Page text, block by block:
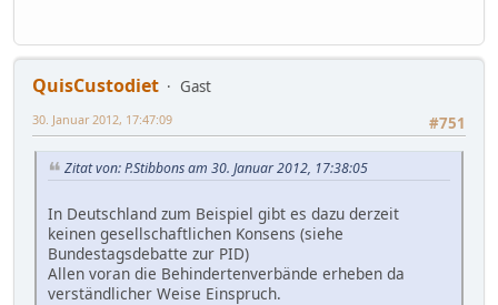
QuisCustodiet
Gast
#751
30. Januar 2012, 17:47:09
Zitat von: P.Stibbons am 30. Januar 2012, 17:38:05
In Deutschland zum Beispiel gibt es dazu derzeit
keinen gesellschaftlichen Konsens (siehe
Bundestagsdebatte zur PID)
Allen voran die Behindertenverbände erheben da
verständlicher Weise Einspruch.